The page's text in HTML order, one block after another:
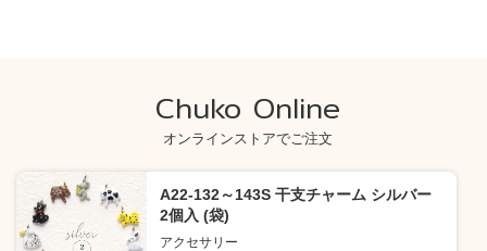
Chuko Online
オンラインストアでご注文
A22-132～143S 干支チャーム シルバー
2個入 (袋)
アクセサリー